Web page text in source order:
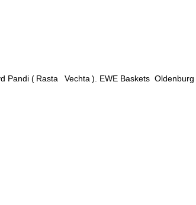
Pandi ( Rasta Vechta ). EWE Baskets Oldenburg